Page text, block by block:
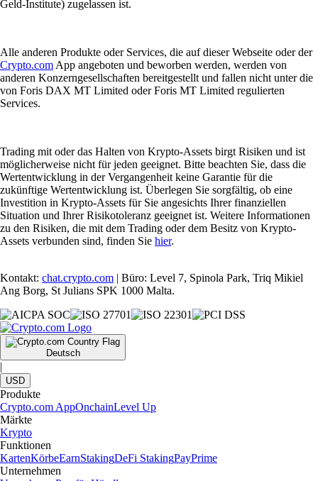
Geld-Institute) zugelassen ist.
Alle anderen Produkte oder Services, die auf dieser Webseite oder der
Crypto.com App angeboten und beworben werden, werden von
anderen Konzerngesellschaften bereitgestellt und fallen nicht unter die
von Foris DAX MT Limited oder Foris MT Limited regulierten
Services.
Trading mit oder das Halten von Krypto-Assets birgt Risiken und ist
möglicherweise nicht für jeden geeignet. Bitte beachten Sie, dass die
Wertentwicklung in der Vergangenheit keine Garantie für die
zukünftige Wertentwicklung ist. Überlegen Sie sorgfältig, ob eine
Investition in Krypto-Assets für Sie angesichts Ihrer finanziellen
Situation und Ihrer Risikotoleranz geeignet ist. Weitere Informationen
zu den Risiken, die mit dem Trading oder dem Besitz von Krypto-
Assets verbunden sind, finden Sie hier.
Kontakt: chat.crypto.com | Büro: Level 7, Spinola Park, Triq Mikiel
Ang Borg, St Julians SPK 1000 Malta.
Deutsch
|
USD
Produkte
Crypto.com AppOnchainLevel Up
Märkte
Krypto
Funktionen
KartenKörbeEarnStakingDeFi StakingPayPrime
Unternehmen